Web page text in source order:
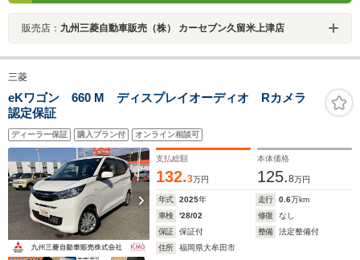
販売店： 九州三菱自動車販売（株） カーセブン久留米上津店
三菱
eKワゴン 660 M ディスプレイオーディオ Rカメラ
認定保証
ディーラー保証 購入プラン付 オンライン相談可
支払総額
132.3万円
本体価格
125.8万円
年式 2025年 走行 0.6万km
車検
'28/02 修復
なし
保証
保証付 整備
法定整備付
住所
福岡県大牟田市